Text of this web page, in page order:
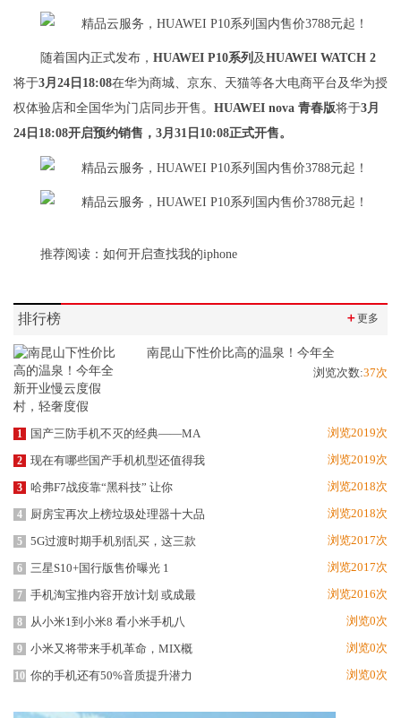
随着国内正式发布， HUAWEI P10系列 及HUAWEI WATCH 2
将于3月24日18:08在华为商城、京东、天猫等各大电商平台及华为授
权体验店和全国华为门店同步开售。 HUAWEI nova 青春版将于3月
24日18:08开启预约销售，3月31日10:08正式开售。
推荐阅读： 如何开启查找我的iphone
排行榜 ＋更多
南昆山下性价比高的温泉！今年全
浏览次数:37次
1 国产三防手机不灭的经典——MA 浏览2019次
2 现在有哪些国产手机机型还值得我 浏览2019次
3 哈弗F7战疫靠“黑科技” 让你 浏览2018次
4 厨房宝再次上榜垃圾处理器十大品 浏览2018次
5 5G过渡时期手机别乱买，这三款 浏览2017次
6 三星S10+国行版售价曝光 1 浏览2017次
7 手机淘宝推内容开放计划 或成最 浏览2016次
8 从小米1到小米8 看小米手机八 浏览0次
9 小米又将带来手机革命，MIX概 浏览0次
10 你的手机还有50%音质提升潜力 浏览0次